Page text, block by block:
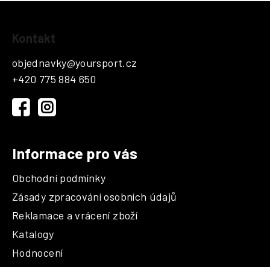
Kontakt
objednavky@yoursport.cz
+420 775 884 650
Informace pro vás
Obchodní podmínky
Zásady zpracování osobních údajů
Reklamace a vrácení zboží
Katalogy
Hodnocení